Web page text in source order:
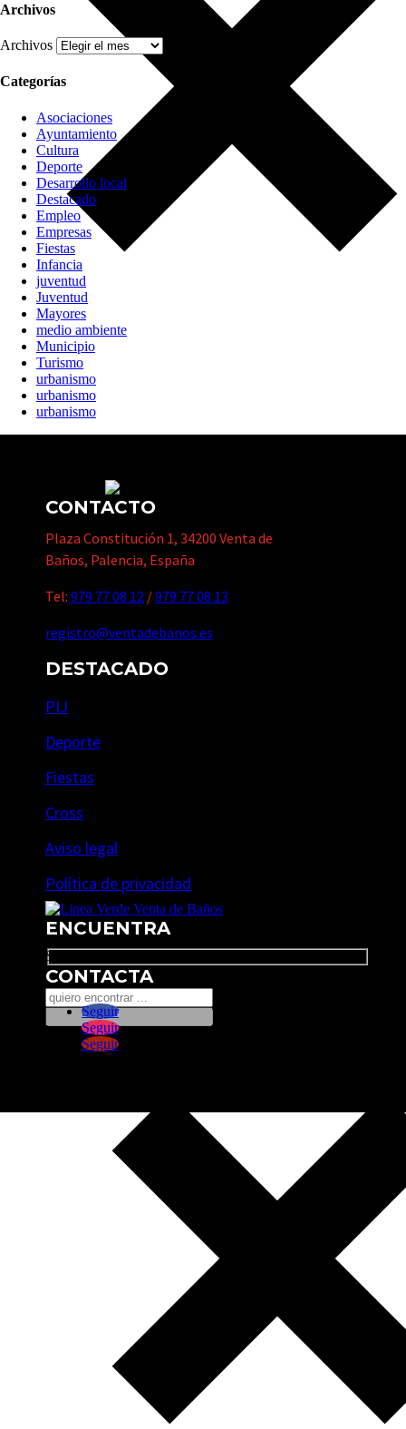
Archivos
Archivos
Categorías
Asociaciones
Ayuntamiento
Cultura
Deporte
Desarrollo local
Destacado
Empleo
Empresas
Fiestas
Infancia
juventud
Juventud
Mayores
medio ambiente
Municipio
Turismo
urbanismo
urbanismo
urbanismo
CONTACTO
Plaza Constitución 1, 34200 Venta de
Baños, Palencia, España
Tel: 979 77 08 12 /979 77 08 13
registro@ventadebanos.es
DESTACADO
PIJ
Deporte
Fiestas
Cross
Aviso legal
Política de privacidad
ENCUENTRA
Search
CONTACTA
Seguir
Seguir
Seguir